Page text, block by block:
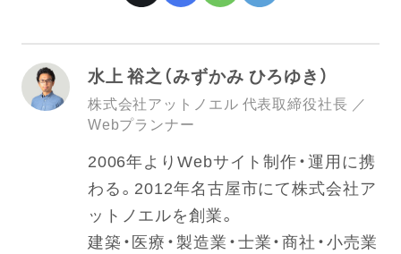
水上 裕之（みずかみ ひろゆき）
株式会社アットノエル 代表取締役社長 ／
Webプランナー
2006年よりWebサイト制作・運用に携
わる。2012年名古屋市にて株式会社ア
ットノエルを創業。
建築・医療・製造業・士業・商社・小売業